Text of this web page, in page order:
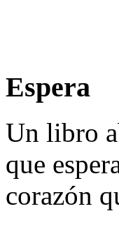
Espera
Un libro
que
corazón